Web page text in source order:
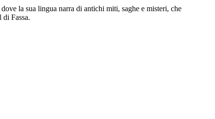
la sua lingua narra di antichi miti, saghe e misteri, che
Fassa.